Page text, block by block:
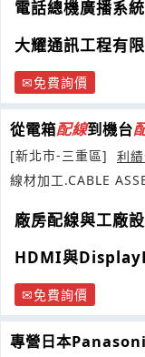
電話總機廣播系
大耀通訊工程有
免費詢價
從電箱配線到機台
[新北市-三重區]
利
線材加工.CABLE
廠房配線與工廠
HDMI與
免費詢價
專營日本